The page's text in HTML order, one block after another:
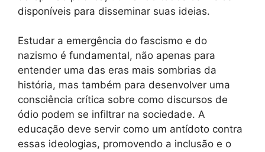
disponíveis para disseminar suas ideias.
Estudar a emergência do fascismo e do
nazismo é fundamental, não apenas para
entender uma das eras mais sombrias da
história, mas também para desenvolver uma
consciência crítica sobre como discursos de
ódio podem se infiltrar na sociedade. A
educação deve servir como um antídoto contra
essas ideologias, promovendo a inclusão e o